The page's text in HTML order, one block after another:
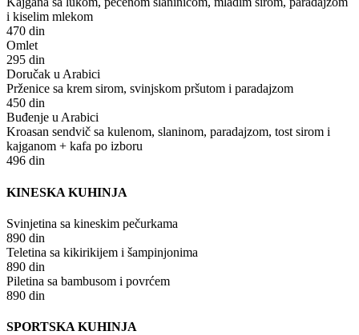
i kiselim mlekom
470 din
Omlet
295 din
Doručak u Arabici
Prženice sa krem sirom, svinjskom pršutom i paradajzom
450 din
Buđenje u Arabici
Kroasan sendvič sa kulenom, slaninom, paradajzom, tost sirom i
kajganom + kafa po izboru
496 din
KINESKA KUHINJA
Svinjetina sa kineskim pečurkama
890 din
Teletina sa kikirikijem i šampinjonima
890 din
Piletina sa bambusom i povrćem
890 din
SPORTSKA KUHINJA